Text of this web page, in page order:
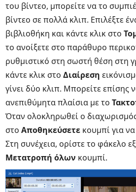
του βίντεο, μπορείτε να το
βίντεο σε πολλά κλιπ. Επιλέξτε
βιβλιοθήκη και κάντε κλικ στο
το ανοίξετε στο παράθυρο
ρυθμιστικό στη σωστή θέση στη
κάντε κλικ στοΔιαίρεση
γίνει δύο κλιπ. Μπορείτε επίσης
ανεπιθύμητα πλαίσια με το
Όταν ολοκληρωθεί ο
στοΑποθηκεύσετε κουμπί για
Στη συνέχεια, ορίστε το φάκελο
Μετατροπή όλων κουμπί.